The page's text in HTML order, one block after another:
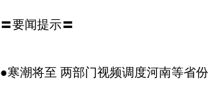
〓要闻提示〓
●寒潮将至 两部门视频调度河南等省份